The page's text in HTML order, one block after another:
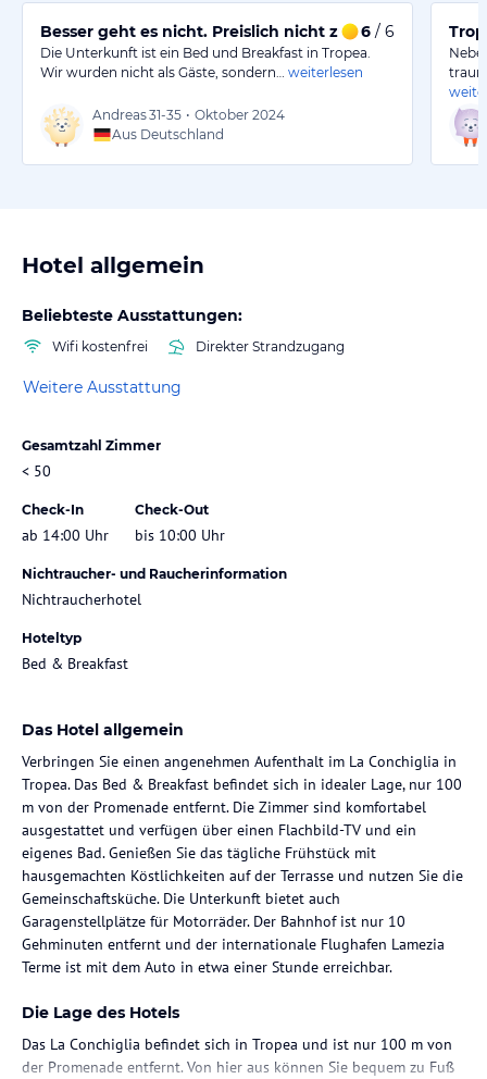
Besser geht es nicht. Preislich nicht zu schlagen.
6 / 6
Die Unterkunft ist ein Bed und Breakfast in Tropea.
Wir wurden nicht als Gäste, sondern…
weiterlesen
Andreas31-35 • Oktober 2024
Aus Deutschland
Hotel allgemein
Beliebteste Ausstattungen:
Wifi kostenfrei Direkter Strandzugang
Weitere Ausstattung
Gesamtzahl Zimmer
< 50
Check-In
ab 14:00 Uhr
Check-Out
bis 10:00 Uhr
Nichtraucher- und Raucherinformation
Nichtraucherhotel
Hoteltyp
Bed & Breakfast
Das Hotel allgemein
Verbringen Sie einen angenehmen Aufenthalt im La Conchiglia in
Tropea. Das Bed & Breakfast befindet sich in idealer Lage, nur 100
m von der Promenade entfernt. Die Zimmer sind komfortabel
ausgestattet und verfügen über einen Flachbild-TV und ein
eigenes Bad. Genießen Sie das tägliche Frühstück mit
hausgemachten Köstlichkeiten auf der Terrasse und nutzen Sie die
Gemeinschaftsküche. Die Unterkunft bietet auch
Garagenstellplätze für Motorräder. Der Bahnhof ist nur 10
Gehminuten entfernt und der internationale Flughafen Lamezia
Terme ist mit dem Auto in etwa einer Stunde erreichbar.
Die Lage des Hotels
Das La Conchiglia befindet sich in Tropea und ist nur 100 m von
der Promenade entfernt. Von hier aus können Sie bequem zu Fuß